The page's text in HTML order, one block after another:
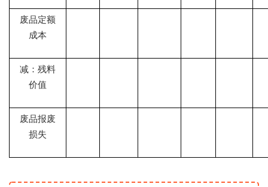
废品定额
成本
减：残料
价值
废品报废
损失